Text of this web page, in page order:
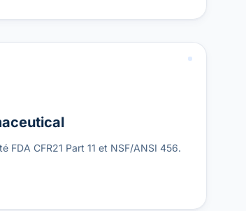
FDA CFR21 Part 11 et NSF/ANSI 456.